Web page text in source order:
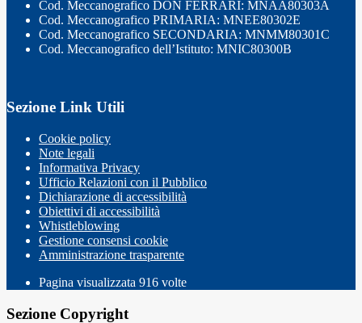
Cod. Meccanografico DON FERRARI: MNAA80303A
Cod. Meccanografico PRIMARIA: MNEE80302E
Cod. Meccanografico SECONDARIA: MNMM80301C
Cod. Meccanografico dell’Istituto: MNIC80300B
Sezione Link Utili
Cookie policy
Note legali
Informativa Privacy
Ufficio Relazioni con il Pubblico
Dichiarazione di accessibilità
Obiettivi di accessibilità
Whistleblowing
Gestione consensi cookie
Amministrazione trasparente
Pagina visualizzata 916 volte
Sezione Copyright